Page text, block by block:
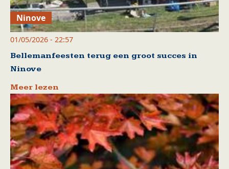
Ninove
01/05/2026 - 22:57
Bellemanfeesten terug een groot succes in
Ninove
Meer lezen